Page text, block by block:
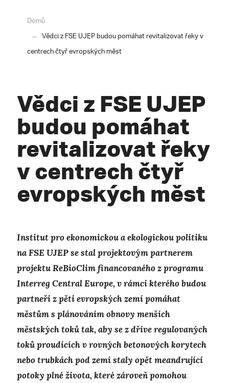
Domů
Vědci z FSE UJEP budou pomáhat revitalizovat řeky v
centrech čtyř evropských měst
Vědci z FSE UJEP
budou pomáhat
revitalizovat řeky
v centrech čtyř
evropských měst
Institut pro ekonomickou a ekologickou politiku
na FSE UJEP se stal projektovým partnerem
projektu ReBioClim financovaného z programu
Interreg Central Europe, v rámci kterého budou
partneři z pěti evropských zemí pomáhat
městům s plánováním obnovy menších
městských toků tak, aby se z dříve regulovaných
toků proudících v rovných betonových korytech
nebo trubkách pod zemí staly opět meandrující
potoky plné života, které zároveň pomohou